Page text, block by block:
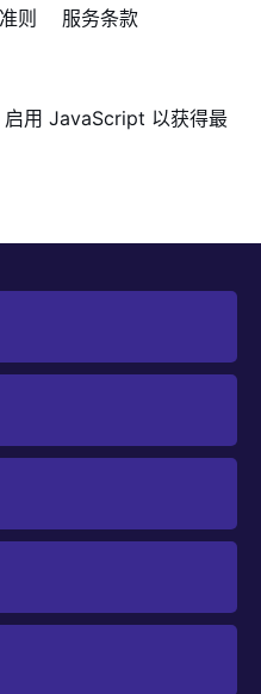
则
服务条款
启用 JavaScript 以获得最
限制